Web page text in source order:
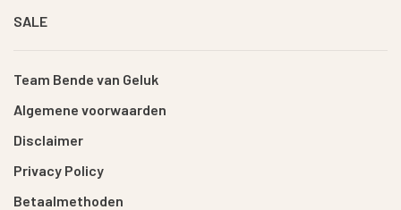
SALE
Team Bende van Geluk
Algemene voorwaarden
Disclaimer
Privacy Policy
Betaalmethoden